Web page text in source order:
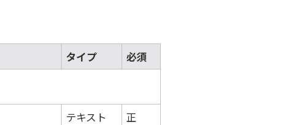
タイプ
必須
テキスト 正